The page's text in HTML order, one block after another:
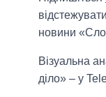
новини
Візуальна
діло» – у